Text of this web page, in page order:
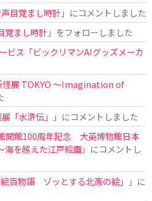
目覚まし時計」にコメントしました
覚まし時計」をフォローしました
ビス「ビックリマンAIグッズメーカ
怪展 TOKYO 〜Imagination of
「水滸伝」
」にコメントしました
開館100周年記念 大英博物館日本
を越えた江戸絵画」にコメントし
百物語 ゾッとする北斎の絵」
」に